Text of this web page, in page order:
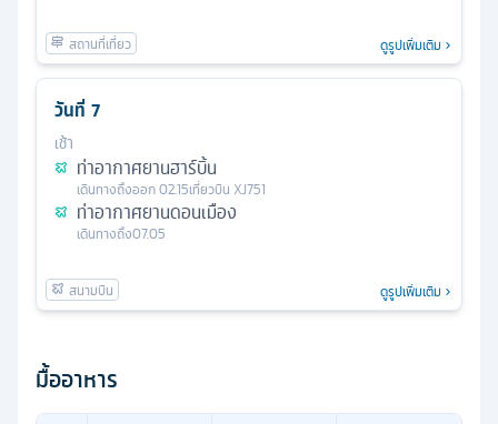
ดูรูปเพิ่มเติม
วันที่ 7
เช้า
ท่าอากาศยานฮาร์บิ้น
เดินทางถึงออก02.15เที่ยวบิน XJ751
ท่าอากาศยานดอนเมือง
เดินทางถึง07.05
ดูรูปเพิ่มเติม
มื้ออาหาร